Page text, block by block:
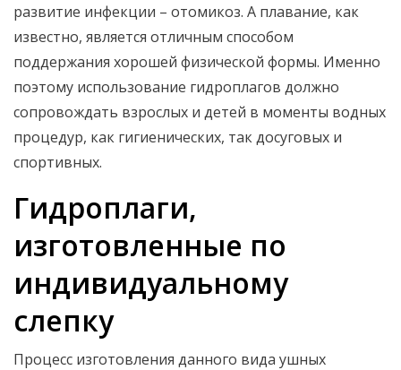
развитие инфекции – отомикоз. А плавание, как
известно, является отличным способом
поддержания хорошей физической формы. Именно
поэтому использование гидроплагов должно
сопровождать взрослых и детей в моменты водных
процедур, как гигиенических, так досуговых и
спортивных.
Гидроплаги,
изготовленные по
индивидуальному
слепку
Процесс изготовления данного вида ушных